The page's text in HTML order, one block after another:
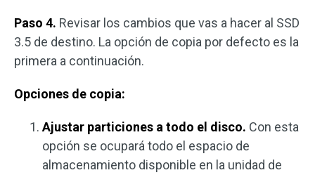
Paso 4. Revisar los cambios que vas a hacer al SSD
3.5 de destino. La opción de copia por defecto es la
primera a continuación.
Opciones de copia:
Ajustar particiones a todo el disco. Con esta
opción se ocupará todo el espacio de
almacenamiento disponible en la unidad de